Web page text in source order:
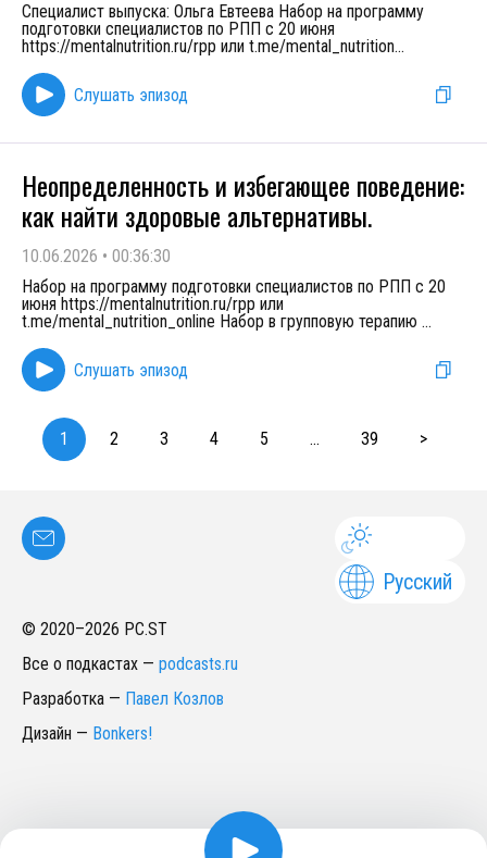
Специалист выпуска: Ольга Евтеева Набор на программу
подготовки специалистов по РПП с 20 июня
https://mentalnutrition.ru/rpp или t.me/mental_nutrition...
Слушать эпизод
Неопределенность и избегающее поведение:
как найти здоровые альтернативы.
10.06.2026 • 00:36:30
Набор на программу подготовки специалистов по РПП с 20
июня https://mentalnutrition.ru/rpp или
t.me/mental_nutrition_online Набор в групповую терапию ...
Слушать эпизод
1 2 3 4 5 ... 39 >
Русский
© 2020–2026 PC.ST
Все о подкастах — podcasts.ru
Разработка — Павел Козлов
Дизайн — Bonkers!